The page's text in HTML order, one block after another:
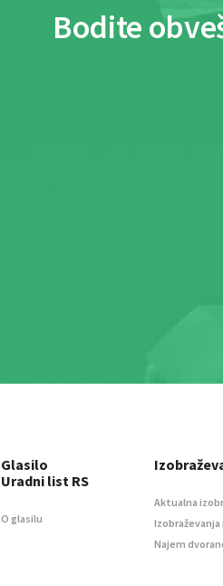
Bodite
Glasilo
Uradni list RS
O glasilu
Aktualna
Izobraževanja
Najem